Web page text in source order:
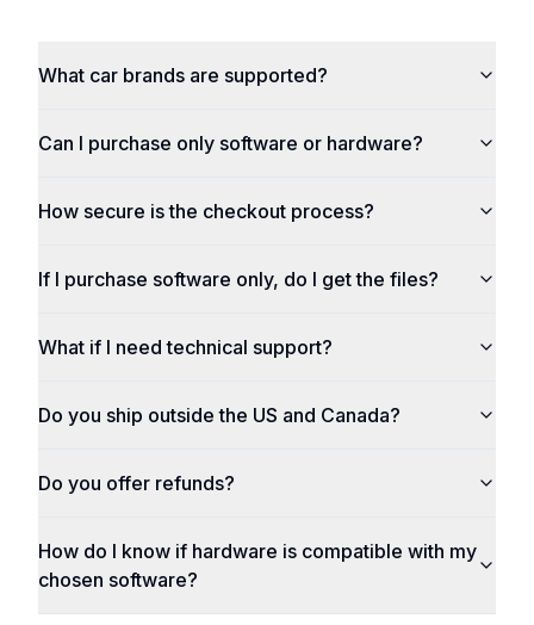
What car brands are supported?
Can I purchase only software or hardware?
How secure is the checkout process?
If I purchase software only, do I get the files?
What if I need technical support?
Do you ship outside the US and Canada?
Do you offer refunds?
How do I know if hardware is compatible with my
chosen software?